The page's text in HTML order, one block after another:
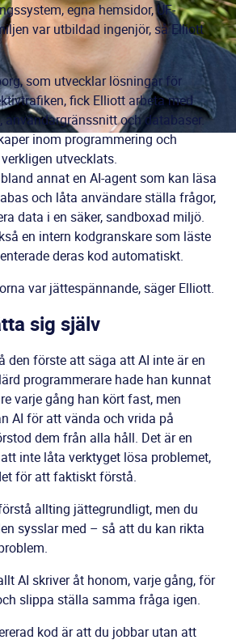
egna hemsidor, UF-
var utbildad ingenjör, så Elliott
som utvecklar lösningar för
fick Elliott arbeta med
användargränssnitt och databaser.
inom programmering och
utvecklats.
annat en AI-agent som kan läsa
och låta användare ställa frågor,
data i en säker, sandboxad miljö.
en intern kodgranskare som läste
deras kod automatiskt.
var jättespännande, säger Elliott.
sig själv
den förste att säga att AI inte är en
programmerare hade han kunnat
varje gång han kört fast, men
AI för att vända och vrida på
dem från alla håll. Det är en
inte låta verktyget lösa problemet,
för att faktiskt förstå.
allting jättegrundligt, men du
sysslar med – så att du kan rikta
AI skriver åt honom, varje gång, för
slippa ställa samma fråga igen.
kod är att du jobbar utan att